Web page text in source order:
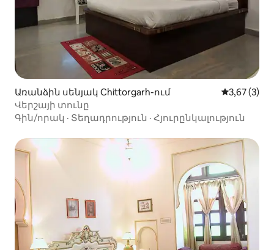
Առանձին սենյակ Chittorgarh-ում Միջին
3,67 (3)
Վերշայի տունը
Գին/որակ · Տեղադրություն · Հյուրընկալություն